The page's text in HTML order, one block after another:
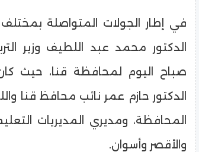
في إطار الجولات المتواصلة
الدكتور محمد عبد اللطيف وزير
صباح اليوم لمحافظة قنا، حيث
الدكتور حازم عمر نائب محافظ قنا
المحافظة، ومديري المديريات
والأقصر وأسوان.